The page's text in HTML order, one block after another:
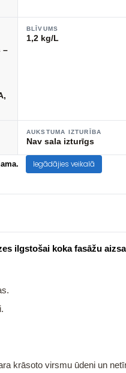
–
BLĪVUMS
1,2 kg/L
AUKSTUMA IZTURĪBA
Nav sala izturīgs
Iegādājies veikalā
ilgstošai koka fasāžu
krāsoto virsmu ūdeni un